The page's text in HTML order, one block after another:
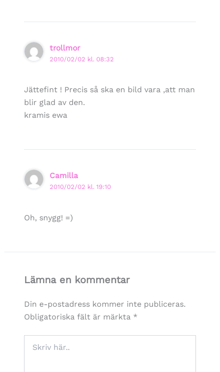
trollmor
2010/02/02 kl. 08:32
Jättefint ! Precis så ska en bild vara ,att man
blir glad av den.
kramis ewa
Camilla
2010/02/02 kl. 19:10
Oh, snygg! =)
Lämna en kommentar
Din e-postadress kommer inte publiceras.
Obligatoriska fält är märkta *
här..